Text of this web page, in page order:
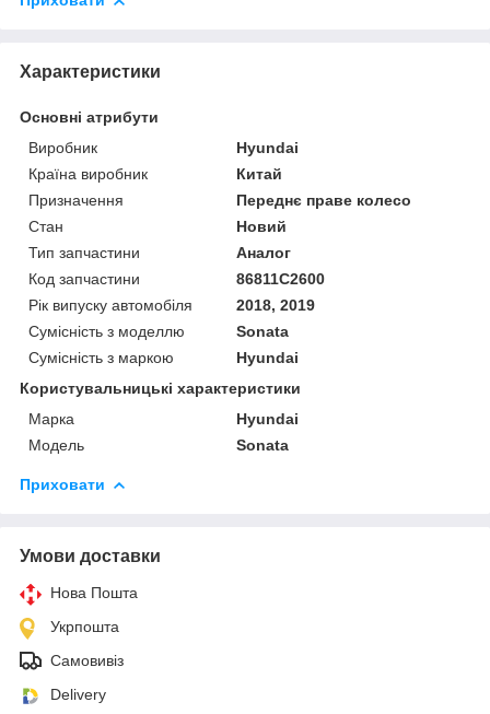
Характеристики
Основні атрибути
Виробник
Hyundai
Країна виробник
Китай
Призначення
Переднє праве колесо
Стан
Новий
Тип запчастини
Аналог
Код запчастини
86811C2600
Рік випуску автомобіля
2018, 2019
Сумісність з моделлю
Sonata
Сумісність з маркою
Hyundai
Користувальницькі характеристики
Марка
Hyundai
Модель
Sonata
Приховати
Умови доставки
Нова Пошта
Укрпошта
Самовивіз
Delivery